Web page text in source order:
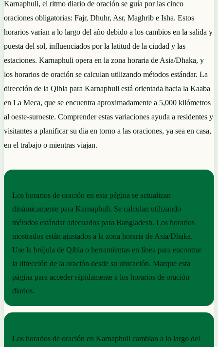
Karnaphuli, el ritmo diario de oración se guía por las cinco
oraciones obligatorias: Fajr, Dhuhr, Asr, Maghrib e Isha. Estos
horarios varían a lo largo del año debido a los cambios en la salida y
puesta del sol, influenciados por la latitud de la ciudad y las
estaciones. Karnaphuli opera en la zona horaria de Asia/Dhaka, y
los horarios de oración se calculan utilizando métodos estándar. La
dirección de la Qibla para Karnaphuli está orientada hacia la Kaaba
en La Meca, que se encuentra aproximadamente a 5,000 kilómetros
al oeste-suroeste. Comprender estas variaciones ayuda a residentes y
visitantes a planificar su día en torno a las oraciones, ya sea en casa,
en el trabajo o mientras viajan.
Los horarios de oración en esta página se actualizan
dinámicamente para Karnaphuli. Se calculan utilizando
métodos estándar adecuados para Bangladesh. Los horarios
mostrados están ajustados a la zona horaria de Asia/Dhaka.
Use la brújula de Qibla o herramientas en línea para encontrar
la dirección de la oración desde su ubicación. Marque esta
página para acceder rápidamente a los horarios de oración
diarios.
Los horarios de oración en Karnaphuli cambian a lo largo del